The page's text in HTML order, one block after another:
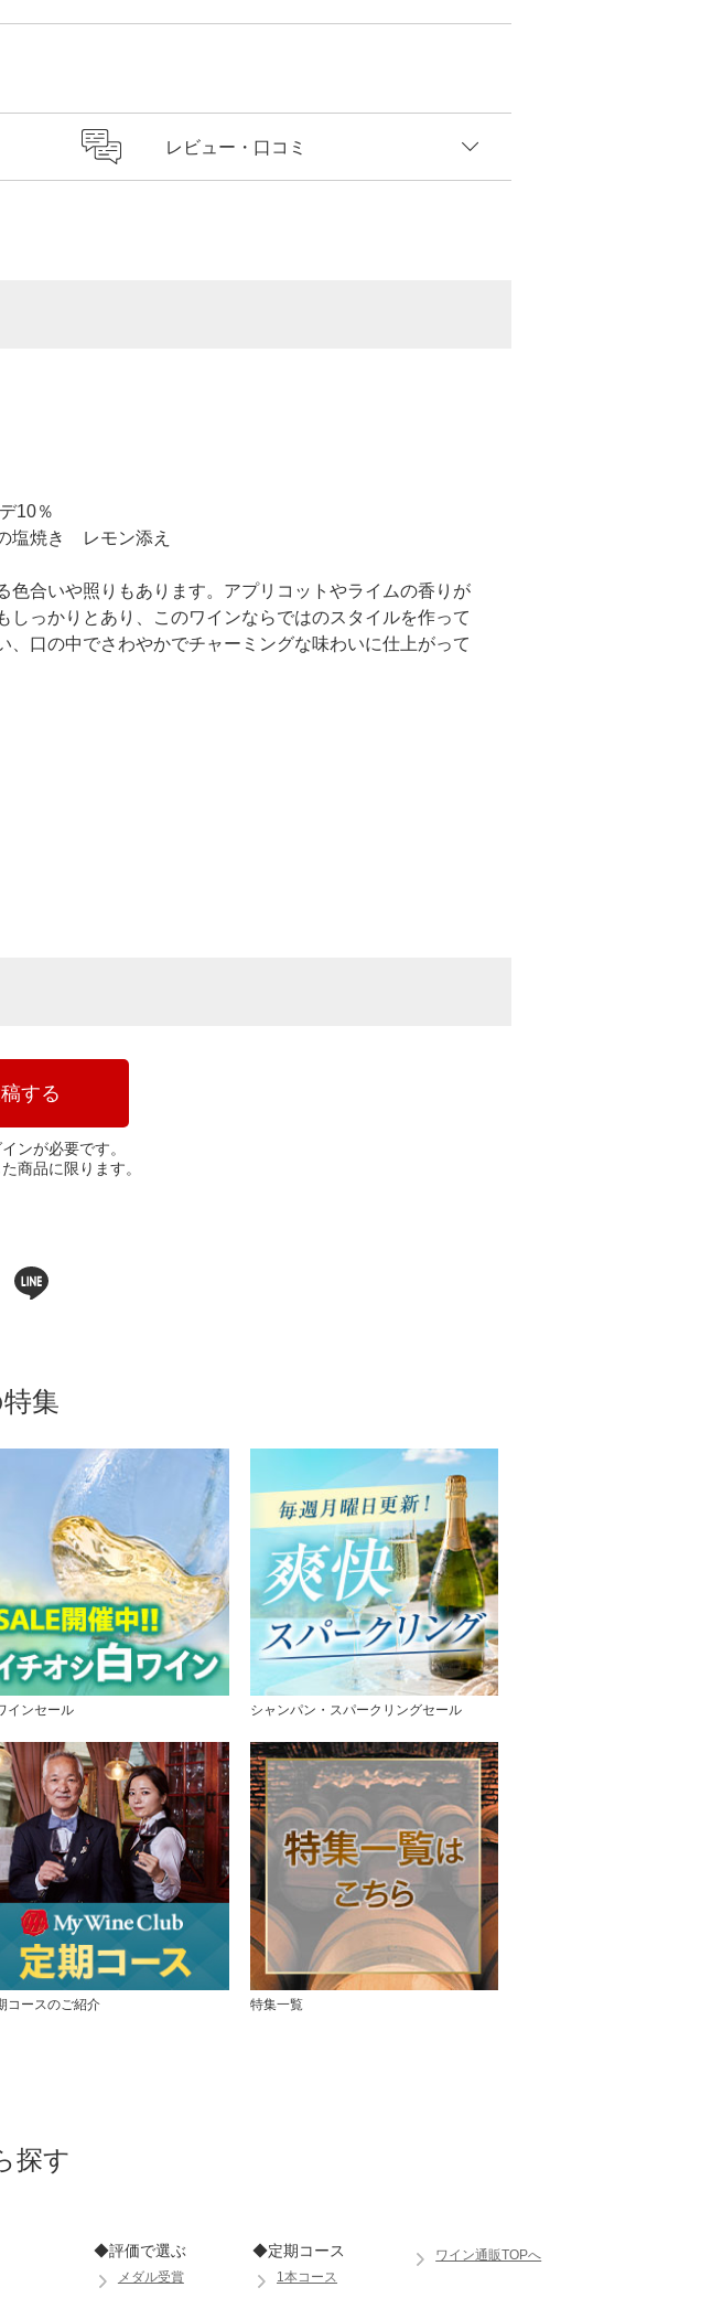
レビュー ・口コミ
10％
塩焼き レモン添え
合いや照りもあります。アプリコットやライムの香りが
っかりとあり、このワインならではのスタイルを作って
口の中でさわやかでチャーミングな味わいに仕上がって
する
ンが必要です。
商品に限ります。
集
インセール シャンパン・スパークリングセール
コースのご紹介 特集一覧
探す
◆評価で選ぶ
メダル受賞
◆定期コース
1本コース
ワイン通販TOPへ